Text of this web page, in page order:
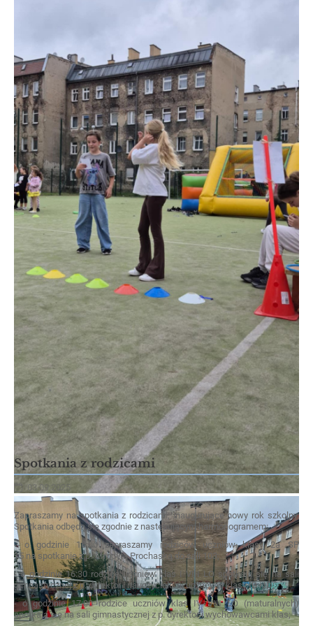
Spotkania z rodzicami
03.09.2025
Zapraszamy na spotkania z rodzicami, inaugurujące nowy rok szkolny.
Spotkania odbędą sie zgodnie z następującym harmonogramem:
- o godzinie 16:00 zapraszamy rodziców uczniów klasy 2a SP
15 na spotkanie z p. Afrodytą Prochaską do sali 103;
- o godzinie 16:30 rodzice uczniów klas I VIII LO spotkają się na sali
gimnastycznej z p. dyrektor i nauczycielami uczącymi klasy IB i ID;
- o godzinie 17:00 rodzice uczniów klas IV VIII LO (maturalnych)
spotkają się na sali gimnastycznej z p. dyrektor i wychowawcami klas;